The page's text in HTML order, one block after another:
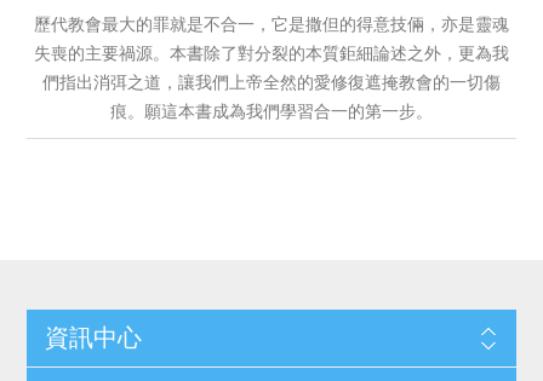
歷代教會最大的罪就是不合一，它是撒但的得意技倆，亦是靈魂
失喪的主要禍源。本書除了對分裂的本質鉅細論述之外，更為我
們指出消弭之道，讓我們上帝全然的愛修復遮掩教會的一切傷
痕。願這本書成為我們學習合一的第一步。
資訊中心